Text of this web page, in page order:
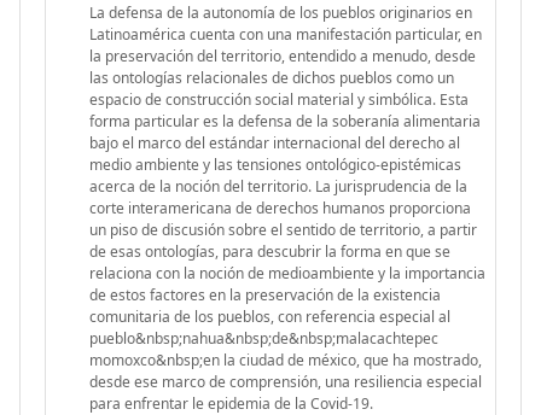
La defensa de la autonomía de los pueblos originarios en
Latinoamérica cuenta con una manifestación particular, en
la preservación del territorio, entendido a menudo, desde
las ontologías relacionales de dichos pueblos como un
espacio de construcción social material y simbólica. Esta
forma particular es la defensa de la soberanía alimentaria
bajo el marco del estándar internacional del derecho al
medio ambiente y las tensiones ontológico-epistémicas
acerca de la noción del territorio. La jurisprudencia de la
corte interamericana de derechos humanos proporciona
un piso de discusión sobre el sentido de territorio, a partir
de esas ontologías, para descubrir la forma en que se
relaciona con la noción de medioambiente y la importancia
de estos factores en la preservación de la existencia
comunitaria de los pueblos, con referencia especial al
pueblo&nbsp;nahua&nbsp;de&nbsp;malacachtepec
momoxco&nbsp;en la ciudad de méxico, que ha mostrado,
desde ese marco de comprensión, una resiliencia especial
para enfrentar le epidemia de la Covid-19.